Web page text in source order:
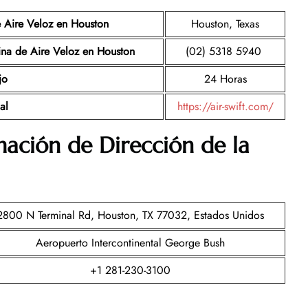
Veloz en Houston
Houston, Texas
de Aire Veloz en Houston
(02) 5318 5940
24 Horas
https://air-swift.com/
de Dirección de la
N Terminal Rd, Houston, TX 77032, Estados Unidos
Aeropuerto Intercontinental George Bush
+1 281-230-3100